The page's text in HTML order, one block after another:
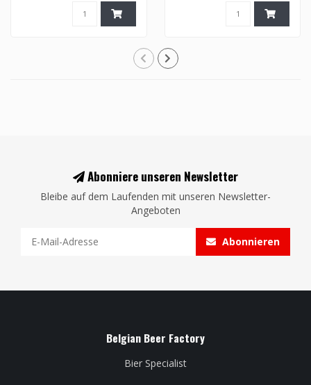
Abonniere unseren Newsletter
Bleibe auf dem Laufenden mit unseren Newsletter-
Angeboten
Abonnieren
Belgian Beer Factory
Bier Specialist